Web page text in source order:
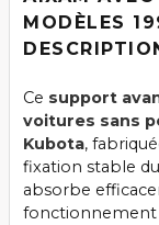
MODÈLES
Ce support
voitures sans
Kubota,
fixation stable
absorbe
fonctionnement